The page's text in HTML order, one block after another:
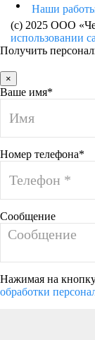
Наши
(c) 2025 ООО
использовании
Получить
×
Ваше имя*
Номер телефона*
Сообщение
Нажимая на
обработки